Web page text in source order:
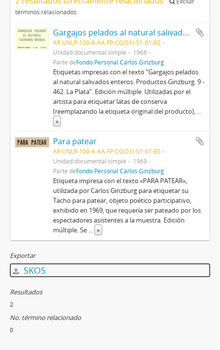
términos relacionados
Gargajos pelados al natural salivados enteros 1968
AR UNLP-100-A-AA FP-CG(01)-S1-01-02
Unidad documental simple
1968
Parte deFondo Personal Carlos Ginzburg
Etiquetas impresas con el texto “Gargajos pelados
al natural salivados enteros. Productos Ginzburg. 9 -
462. La Plata”. Edición múltiple. Utilizadas por el
artista para etiquetar latas de conserva
(reemplazando la etiqueta original del producto), ...
»
Para patear
AR UNLP-100-A-AA FP-CG(01)-S1-01-05
Unidad documental simple
1969
Parte deFondo Personal Carlos Ginzburg
Etiqueta impresa con el texto «PARA PATEAR»,
utilizada por Carlos Ginzburg para etiquetar su
Tacho para patear, objeto poético participativo,
exhibido en 1969, que requería ser pateado por los
espectadores asistentes a la muestra. Edición
múltiple. Se ... »
Exportar
SKOS
Resultados
2
No. término relacionado
0